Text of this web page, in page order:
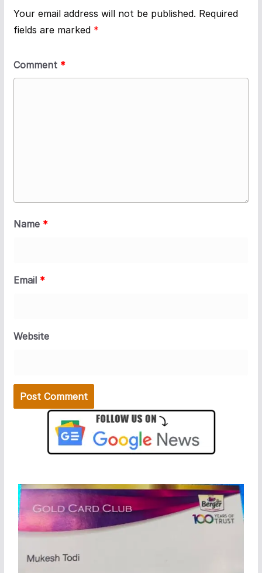
Your email address will not be published. Required
fields are marked *
Comment *
Name *
Email *
Website